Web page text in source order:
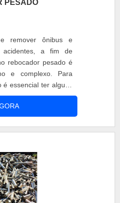
PESADO
remover ônibus e
acidentes, a fim de
rebocador pesado é
e complexo. Para
essencial ter alguns
Acessórios
pesado
própria, o guincho